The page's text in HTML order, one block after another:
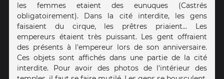
les femmes etaient des eunuques (Castrés
obligatoirement). Dans la cité interdite, les gens
faisaient du cirque, les prêtres priaient... Les
empereurs étaient très puissant. Les gent offraient
des présents à l'empereur lors de son anniversaire.
Ces objets sont affichés dans une partie de la cité
interdite. Pour avoir des photos de l'intérieur des